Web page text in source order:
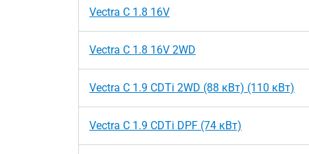
Vectra C 1.8 16V
Vectra C 1.8 16V 2WD
Vectra C 1.9 CDTi 2WD (88 кВт) (110 кВт)
Vectra C 1.9 CDTi DPF (74 кВт)